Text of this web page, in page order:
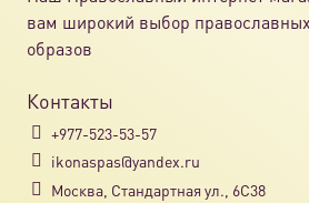
вам широкий выбор
образов
Контакты
+977-523-53-57
ikonaspas@yandex.ru
Москва, Стандартная ул., 6С38